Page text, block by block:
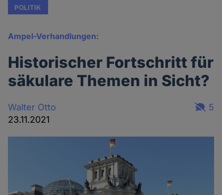
POLITIK
Ampel-Verhandlungen:
Historischer Fortschritt für
säkulare Themen in Sicht?
Walter Otto
23.11.2021
5